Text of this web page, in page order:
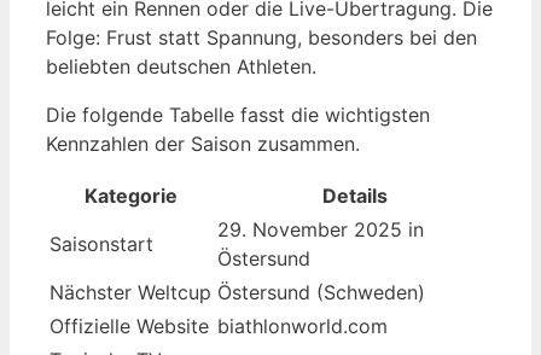
leicht ein Rennen oder die Live-Übertragung. Die
Folge: Frust statt Spannung, besonders bei den
beliebten deutschen Athleten.
Die folgende Tabelle fasst die wichtigsten
Kennzahlen der Saison zusammen.
Kategorie
Details
Saisonstart
29. November 2025 in
Östersund
Nächster Weltcup Östersund (Schweden)
Offizielle Website biathlonworld.com